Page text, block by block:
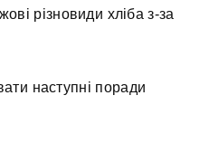
різновиди хліба з-за
наступні поради